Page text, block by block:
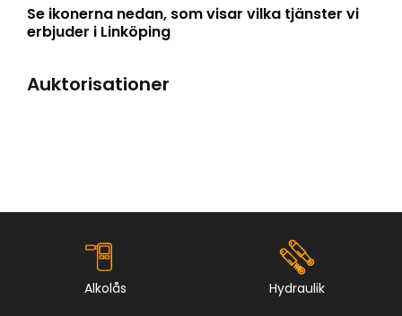
Se ikonerna nedan, som visar vilka tjänster vi
erbjuder i Linköping
Auktorisationer
Alkolås Hydraulik